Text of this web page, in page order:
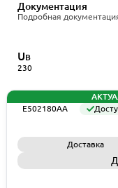
Документация
Подробная
UВ
230
E502180AA
Доставка